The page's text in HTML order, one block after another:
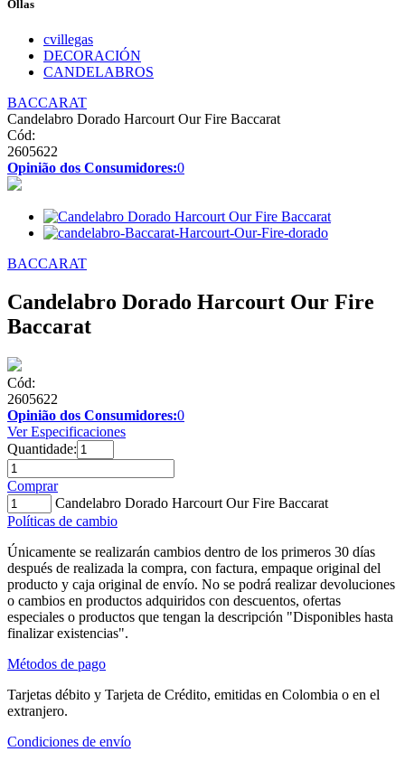
Ollas
cvillegas
DECORACIÓN
CANDELABROS
BACCARAT
Candelabro Dorado Harcourt Our Fire Baccarat
Cód:
2605622
Opinião dos Consumidores:0
BACCARAT
Candelabro Dorado Harcourt Our Fire
Baccarat
Cód:
2605622
Opinião dos Consumidores:0
Ver Especificaciones
Quantidade:
Comprar
Candelabro Dorado Harcourt Our Fire Baccarat
Políticas de cambio
Únicamente se realizarán cambios dentro de los primeros 30 días
después de realizada la compra, con factura, empaque original del
producto y caja original de envío. No se podrá realizar devoluciones
o cambios en productos adquiridos con descuentos, ofertas
especiales o productos que tengan la descripción "Disponibles hasta
finalizar existencias".
Métodos de pago
Tarjetas débito y Tarjeta de Crédito, emitidas en Colombia o en el
extranjero.
Condiciones de envío